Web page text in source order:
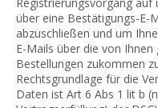
über eine Bestätigungs-E-
abzuschließen und um
E-Mails über die von
Bestellungen zukommen
Rechtsgrundlage für die
Daten ist Art 6 Abs 1 lit b